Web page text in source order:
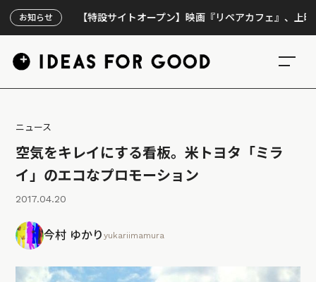
お知らせ【特設サイトオープン】映画『リペアカフェ』、上映300回の
ニュース
空気をキレイにする看板。米トヨタ「ミラ
イ」のエコなプロモーション
2017.04.20
今村 ゆかりyukariimamura